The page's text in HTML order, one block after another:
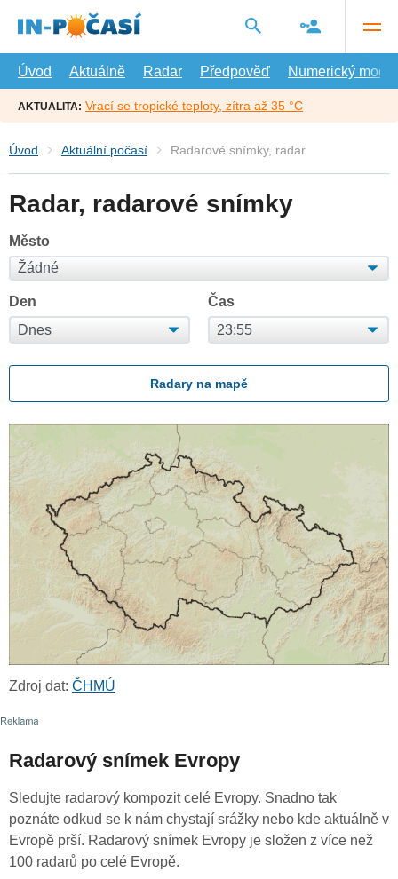
hlavní
Úvod
Aktuálně Radar Předpověď Numerický model
AKTUALITA: Vrací se tropické teploty, zítra až 35 °C
Úvod Aktuální počasí Radarové snímky, radar
Radar, radarové snímky
Město
Den Čas
Radary na mapě
Zdroj dat: ČHMÚ
Radarový snímek Evropy
Sledujte radarový kompozit celé Evropy. Snadno tak
poznáte odkud se k nám chystají srážky nebo kde aktuálně v
Evropě prší. Radarový snímek Evropy je složen z více než
100 radarů po celé Evropě.